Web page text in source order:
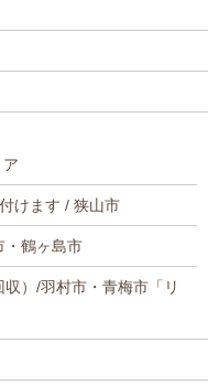
けます / 狭山市
・鶴ヶ島市
）/羽村市・青梅市「リ